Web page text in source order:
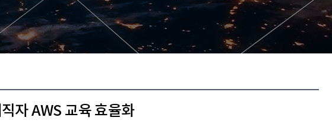
자 AWS 교육 효율화